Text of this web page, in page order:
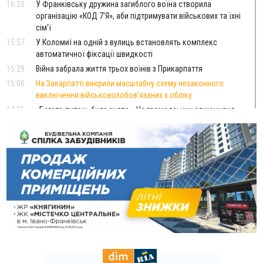
16:20
У Франківську дружина загиблого воїна створила
організацію «КОД 7'Я», аби підтримувати військових та їхні
сім'ї
15:57
У Коломиї на одній з вулиць встановлять комплекс
автоматичної фіксації швидкості
15:29
Війна забрала життя трьох воїнів з Прикарпаття
15:00
На Закарпатті викрили масштабну схему незаконного
виключення військовозобов’язаних з обліку
14:31
«Багато питань буде знято». На громадських слуханнях в
Яремче обговорили, як вирішити питання джипінгу в
Карпатах
13:54
5 «тихих» хвороб, які виявляє профілактичне обстеження
13:30
ФОТО На Надрічній тривають останні приготування до
нового руху
12:57
У Франківську зафіксували найбільшу спеку за всю історію
спостережень
12:24
Лікування наркоманії Київ: чому важливо розпочати
терапію якомога раніше
тисяч гривень у валюті, засудили до 5 років